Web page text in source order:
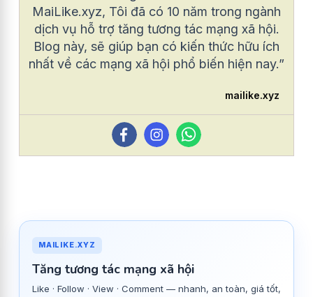
MaiLike.xyz, Tôi đã có 10 năm trong ngành
dịch vụ hỗ trợ tăng tương tác mạng xã hội.
Blog này, sẽ giúp bạn có kiến thức hữu ích
nhất về các mạng xã hội phổ biến hiện nay.”
mailike.xyz
MAILIKE.XYZ
Tăng tương tác mạng xã hội
Like · Follow · View · Comment — nhanh, an toàn, giá tốt,